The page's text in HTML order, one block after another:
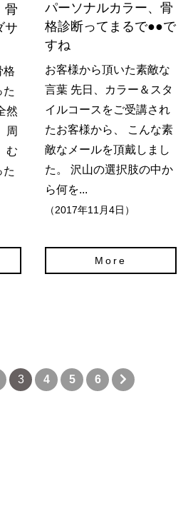
骨
サ
格
た
然
周
む
た
パーソナルカラー、骨
格診断ってまるで●●で
すね
お客様から頂いた素敵な
言葉 先日、カラー＆スタ
イルコースをご受講され
たお客様から、 こんな素
敵なメールを頂戴しまし
た。 沢山の選択肢の中か
ら何を...
（2017年11月4日）
More
3 4 5 6